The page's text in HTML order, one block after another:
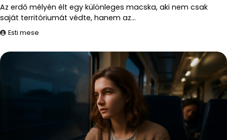
Az erdő mélyén élt egy különleges macska, aki nem csak
saját territóriumát védte, hanem az…
Esti mese